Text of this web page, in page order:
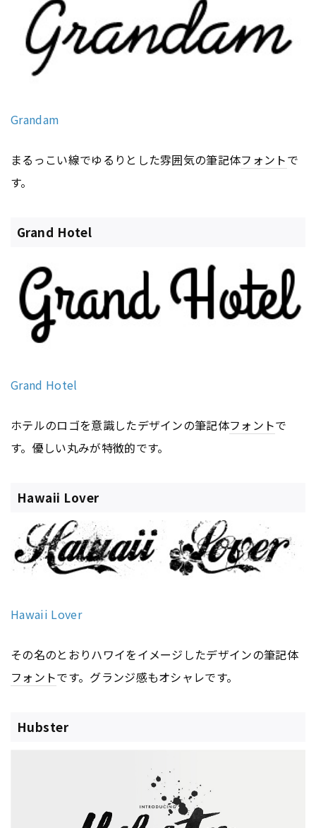
Grandam
まるっこい線でゆるりとした雰囲気の筆記体フォントで
す。
Grand Hotel
Grand Hotel
ホテルのロゴを意識したデザインの筆記体フォントで
す。優しい丸みが特徴的です。
Hawaii Lover
Hawaii Lover
その名のとおりハワイをイメージしたデザインの筆記体
フォントです。グランジ感もオシャレです。
Hubster